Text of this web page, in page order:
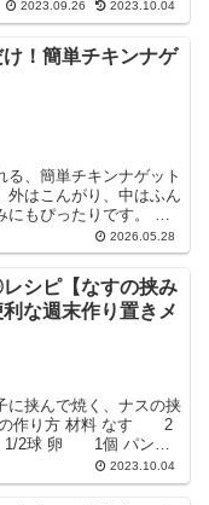
2023.09.26 2023.10.04
！簡単チキンナゲ
、簡単チキンナゲット
外はこんがり、中はふん
もぴったりです。 材
2026.05.28
シピ【なすの挟み
な週末作り置きメ
に挟んで焼く、ナスの挟
の作り方 材料 なす 2
2球 卵 1個 パン
2023.10.04